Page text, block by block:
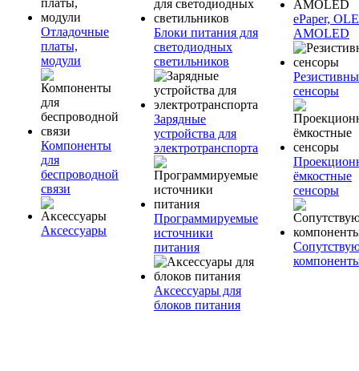
Отладочные
платы,
модули
Компоненты
для
беспроводной
связи
Аксессуары
Блоки питания для
светодиодных
светильников
Зарядные
устройства для
электротранспорта
Программируемые
источники
питания
Аксессуары для
блоков питания
ePaper,
AMOLED
сенсоры
ёмкостные
сенсоры